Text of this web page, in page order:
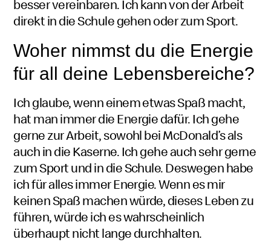
besser vereinbaren. Ich kann von der Arbeit
direkt in die Schule gehen oder zum Sport.
Woher nimmst du die Energie
für all deine Lebensbereiche?
Ich glaube, wenn einem etwas Spaß macht,
hat man immer die Energie dafür. Ich gehe
gerne zur Arbeit, sowohl beiMcDonald’sals
auch in die Kaserne. Ich gehe auch sehr gerne
zum Sport und in die Schule. Deswegen habe
ich für alles immer Energie. Wenn es mir
keinen Spaß machen würde, dieses Leben zu
führen, würde ich es wahrscheinlich
überhaupt nicht lange durchhalten.